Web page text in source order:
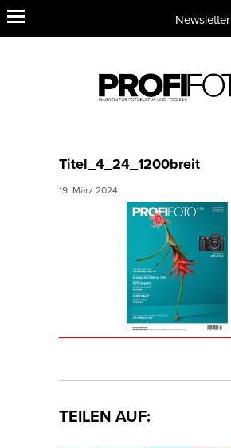
Newsletter
Titel_4_24_1200breit
19. März 2024
TEILEN AUF: